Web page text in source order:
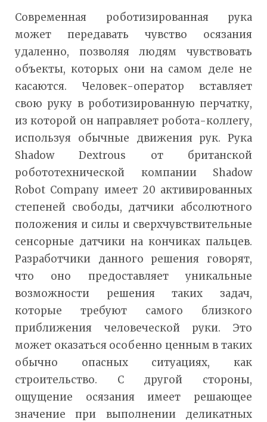
Современная роботизированная рука
может передавать чувство осязания
удаленно, позволяя людям чувствовать
объекты, которых они на самом деле не
касаются. Человек-оператор вставляет
свою руку в роботизированную перчатку,
из которой он направляет робота-коллегу,
используя обычные движения рук. Рука
Shadow Dextrous от британской
робототехнической компании Shadow
Robot Company имеет 20 активированных
степеней свободы, датчики абсолютного
положения и силы и сверхчувствительные
сенсорные датчики на кончиках пальцев.
Разработчики данного решения говорят,
что оно предоставляет уникальные
возможности решения таких задач,
которые требуют самого близкого
приближения человеческой руки. Это
может оказаться особенно ценным в таких
обычно опасных ситуациях, как
строительство. С другой стороны,
ощущение осязания имеет решающее
значение при выполнении деликатных